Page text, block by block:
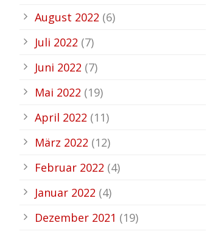
August 2022 (6)
Juli 2022 (7)
Juni 2022 (7)
Mai 2022 (19)
April 2022 (11)
März 2022 (12)
Februar 2022 (4)
Januar 2022 (4)
Dezember 2021 (19)